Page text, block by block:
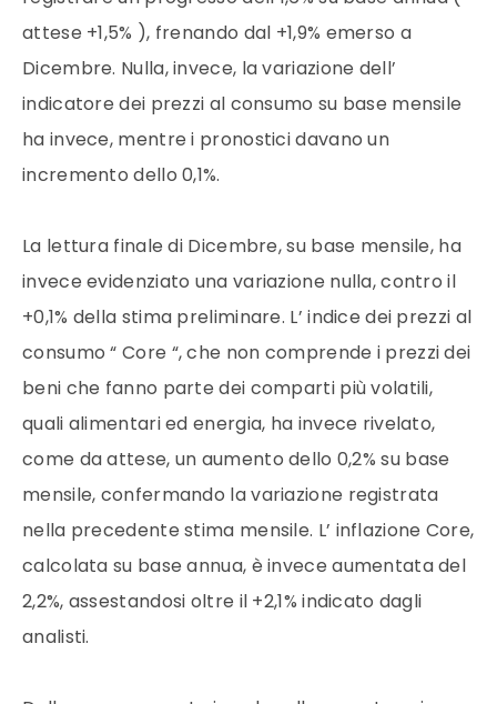
attese +1,5% ), frenando dal +1,9% emerso a
Dicembre. Nulla, invece, la variazione dell’
indicatore dei prezzi al consumo su base mensile
ha invece, mentre i pronostici davano un
incremento dello 0,1%.
La lettura finale di Dicembre, su base mensile, ha
invece evidenziato una variazione nulla, contro il
+0,1% della stima preliminare. L’ indice dei prezzi al
consumo “ Core “, che non comprende i prezzi dei
beni che fanno parte dei comparti più volatili,
quali alimentari ed energia, ha invece rivelato,
come da attese, un aumento dello 0,2% su base
mensile, confermando la variazione registrata
nella precedente stima mensile. L’ inflazione Core,
calcolata su base annua, è invece aumentata del
2,2%, assestandosi oltre il +2,1% indicato dagli
analisti.